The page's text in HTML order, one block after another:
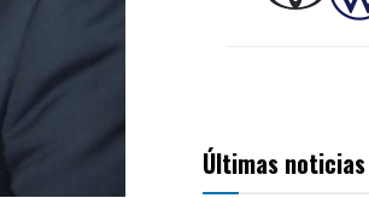
Últimas noticias